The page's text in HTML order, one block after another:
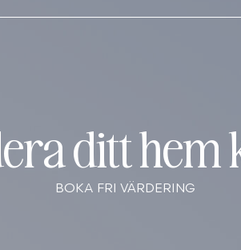
ditt
BOKA FRI VÄRDERING